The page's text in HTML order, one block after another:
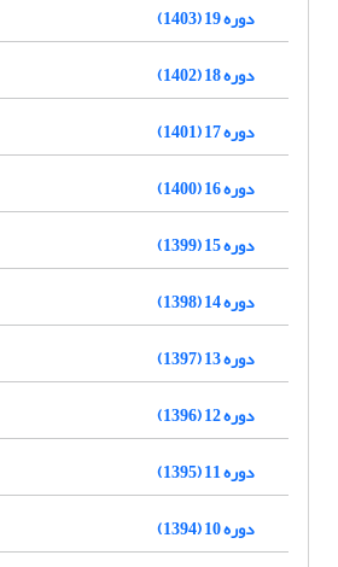
دوره 19 (1403)
دوره 18 (1402)
دوره 17 (1401)
دوره 16 (1400)
دوره 15 (1399)
دوره 14 (1398)
دوره 13 (1397)
دوره 12 (1396)
دوره 11 (1395)
دوره 10 (1394)